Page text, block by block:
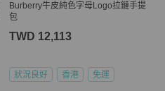
Burberry牛皮純色字母Logo拉鏈手提
包
TWD 12,113
狀況良好 香港 免運